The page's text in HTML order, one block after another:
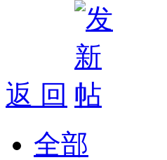
返 回
全部